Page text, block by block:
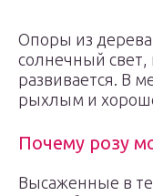
Опоры из
солнечный свет,
развивается. В
рыхлым и
Почему розу
Высаженные в